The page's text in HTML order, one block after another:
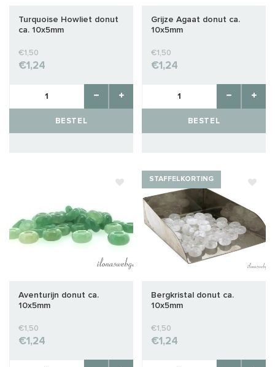
Turquoise Howliet donut
ca. 10x5mm
€1,50
€1,24
BESTEL
Grijze Agaat donut ca.
10x5mm
€1,50
€1,24
BESTEL
Aventurijn donut ca.
10x5mm
€1,50
€1,24
STAFFELKORTING
Bergkristal donut ca.
10x5mm
€1,50
€1,24